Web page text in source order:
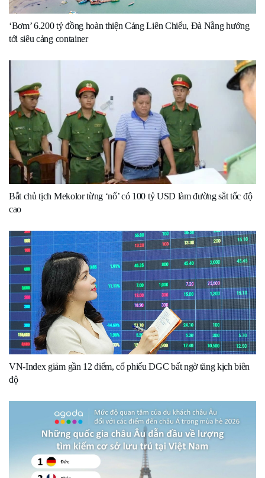
‘Bơm’ 6.200 tỷ đồng hoàn thiện Cảng Liên Chiểu, Đà Nẵng hướng
tới siêu cảng container
Bắt chủ tịch Mekolor từng ‘nổ’ có 100 tỷ USD làm đường sắt tốc độ
cao
VN-Index giảm gần 12 điểm, cổ phiếu DGC bất ngờ tăng kịch biên
độ